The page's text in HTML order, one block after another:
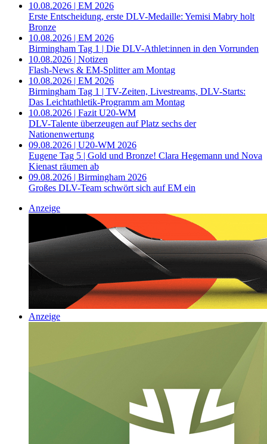
10.08.2026 | EM 2026
Erste Entscheidung, erste DLV-Medaille: Yemisi Mabry holt
Bronze
10.08.2026 | EM 2026
Birmingham Tag 1 | Die DLV-Athlet:innen in den Vorrunden
10.08.2026 | Notizen
Flash-News & EM-Splitter am Montag
10.08.2026 | EM 2026
Birmingham Tag 1 | TV-Zeiten, Livestreams, DLV-Starts:
Das Leichtathletik-Programm am Montag
10.08.2026 | Fazit U20-WM
DLV-Talente überzeugen auf Platz sechs der
Nationenwertung
09.08.2026 | U20-WM 2026
Eugene Tag 5 | Gold und Bronze! Clara Hegemann und Nova
Kienast räumen ab
09.08.2026 | Birmingham 2026
Großes DLV-Team schwört sich auf EM ein
Anzeige
Anzeige